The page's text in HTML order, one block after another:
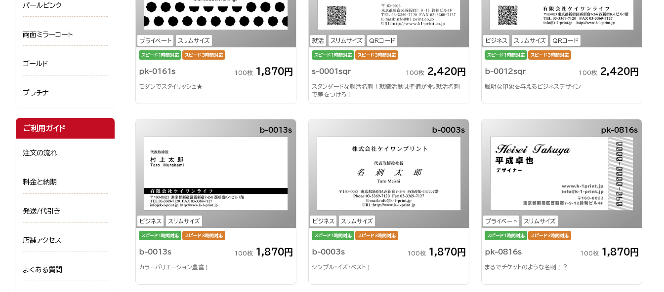
プライベート スリムサイズ
スピード1時間対応 スピード3時間対応
pk-0161s 100枚 1,870円
モダンでスタイリッシュ★
就活 スリムサイズ QRコード
スピード1時間対応 スピード3時間対応
s-0001sqr 100枚 2,420円
スタンダードな就活名刺！就職活動は準備が命。就活名刺
で差をつけろ！
ビジネス スリムサイズ QRコード
スピード1時間対応 スピード3時間対応
b-0012sqr 100枚 2,420円
聡明な印象を与えるビジネスデザイン
ビジネス スリムサイズ
b-0013s
スピード1時間対応 スピード3時間対応
b-0013s 100枚 1,870円
カラーバリエーション豊富！
ビジネス スリムサイズ
b-0003s
スピード1時間対応 スピード3時間対応
b-0003s 100枚 1,870円
シンプル・イズ・ベスト！
プライベート スリムサイズ
pk-0816s
スピード1時間対応 スピード3時間対応
pk-0816s 100枚 1,870円
まるでチケットのような名刺！？
パールピンク
両面ミラーコート
ゴールド
プラチナ
ご利用ガイド
注文の流れ
料金と納期
発送/代引き
店舗アクセス
よくある質問